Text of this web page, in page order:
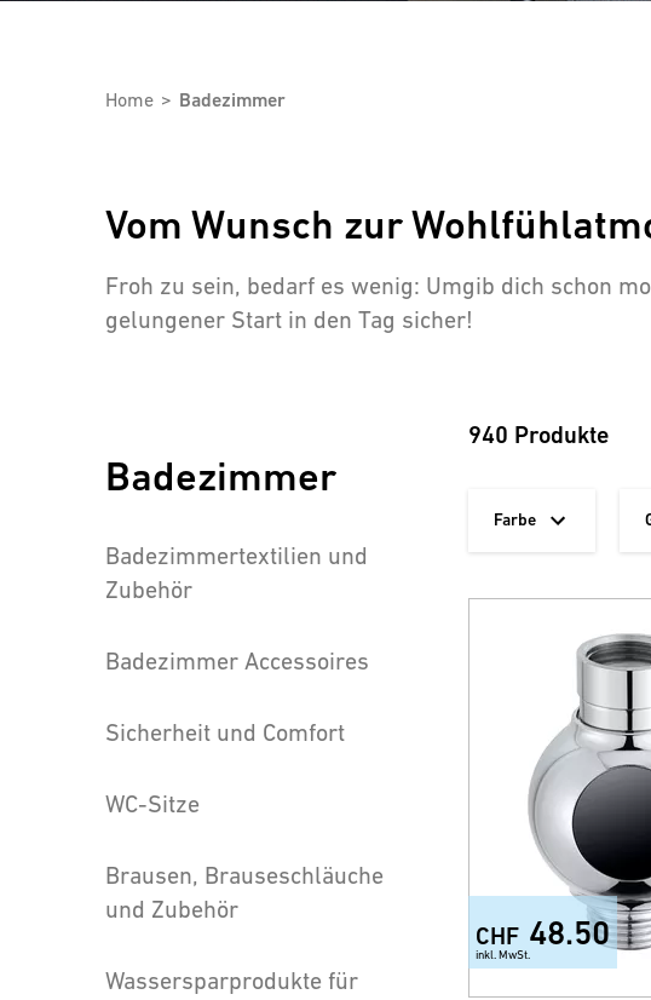
Home Badezimmer
Vom Wunsch zur
Froh zu sein, bedarf es wenig: Umgib dich schon
gelungener Start in den Tag sicher!
Badezimmer
Badezimmertextilien und
Zubehör
Badezimmer Accessoires
Sicherheit und Comfort
WC-Sitze
Brausen, Brauseschläuche
und Zubehör
Wassersparprodukte für
940 Produkte
Farbe
CHF 48.50
inkl. MwSt.